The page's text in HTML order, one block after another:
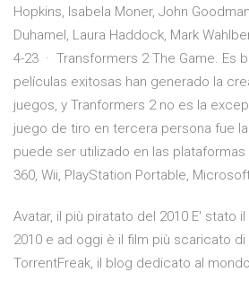
Hopkins, Isabela Moner, John
Duhamel, Laura Haddock, Mark
4-23 · Transformers 2 The Game. Es
películas exitosas han generado la
juegos, y Tranformers 2 no es la
juego de tiro en tercera persona fue
puede ser utilizado en las plataformas
360, Wii, PlayStation Portable,
Avatar, il più piratato del 2010 E' stato
2010 e ad oggi è il film più scaricato
TorrentFreak, il blog dedicato al